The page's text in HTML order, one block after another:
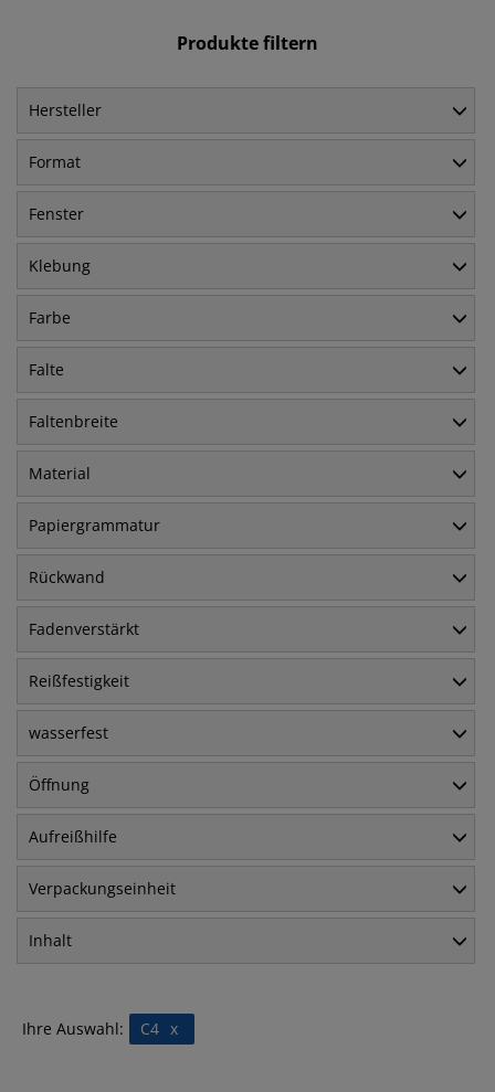
Produkte filtern
Hersteller
Format
Fenster
Klebung
Farbe
Falte
Faltenbreite
Material
Papiergrammatur
Rückwand
Fadenverstärkt
Reißfestigkeit
wasserfest
Öffnung
Aufreißhilfe
Verpackungseinheit
Inhalt
Ihre Auswahl: x
C4